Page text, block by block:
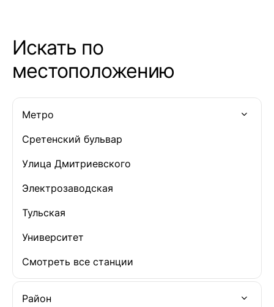
Искать по
местоположению
Метро
Сретенский бульвар
Улица Дмитриевского
Электрозаводская
Тульская
Университет
Смотреть все станции
Район